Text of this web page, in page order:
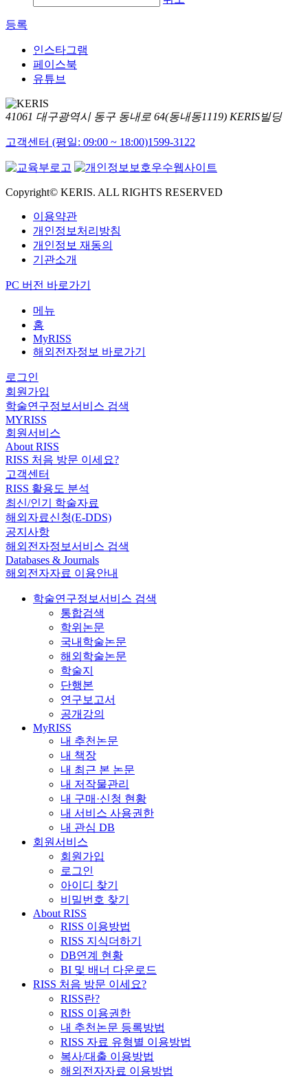
등록
인스타그램
페이스북
유튜브
41061 대구광역시 동구 동내로 64(동내동1119) KERIS빌딩
고객센터 (평일: 09:00 ~ 18:00)1599-3122
Copyright© KERIS. ALL RIGHTS RESERVED
이용약관
개인정보처리방침
개인정보 재동의
기관소개
PC 버전 바로가기
메뉴
홈
MyRISS
해외전자정보 바로가기
로그인
회원가입
학술연구정보서비스 검색
MYRISS
회원서비스
About RISS
RISS 처음 방문 이세요?
고객센터
RISS 활용도 분석
최신/인기 학술자료
해외자료신청(E-DDS)
공지사항
해외전자정보서비스 검색
Databases & Journals
해외전자자료 이용안내
학술연구정보서비스 검색
통합검색
학위논문
국내학술논문
해외학술논문
학술지
단행본
연구보고서
공개강의
MyRISS
내 추천논문
내 책장
내 최근 본 논문
내 저작물관리
내 구매·신청 현황
내 서비스 사용권한
내 관심 DB
회원서비스
회원가입
로그인
아이디 찾기
비밀번호 찾기
About RISS
RISS 이용방법
RISS 지식더하기
DB연계 현황
BI 및 배너 다운로드
RISS 처음 방문 이세요?
RISS란?
RISS 이용권한
내 추천논문 등록방법
RISS 자료 유형별 이용방법
복사/대출 이용방법
해외전자자료 이용방법